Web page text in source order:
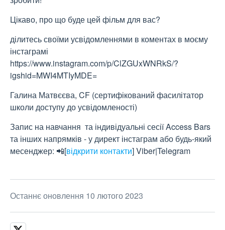
Цікаво, про що буде цей фільм для вас?
ділитесь своїми усвідомленнями в коментах в моєму
інстаграмі
https://www.instagram.com/p/ClZGUxWNRkS/?
igshid=MWI4MTIyMDE=
Галина Матвєєва, CF (сертифікований фасилітатор
школи доступу до усвідомленості)
Запис на навчання та індивідуальні сесії Access Bars
та інших напрямків - у директ інстаграм або будь-який
месенджер: 📲[відкрити контакти]Viber|Telegram
Останнє оновлення 10 лютого 2023